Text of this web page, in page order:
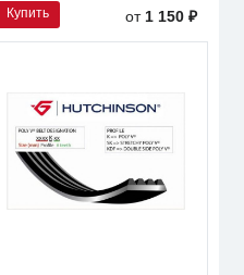
Купить от 1 150 ₽